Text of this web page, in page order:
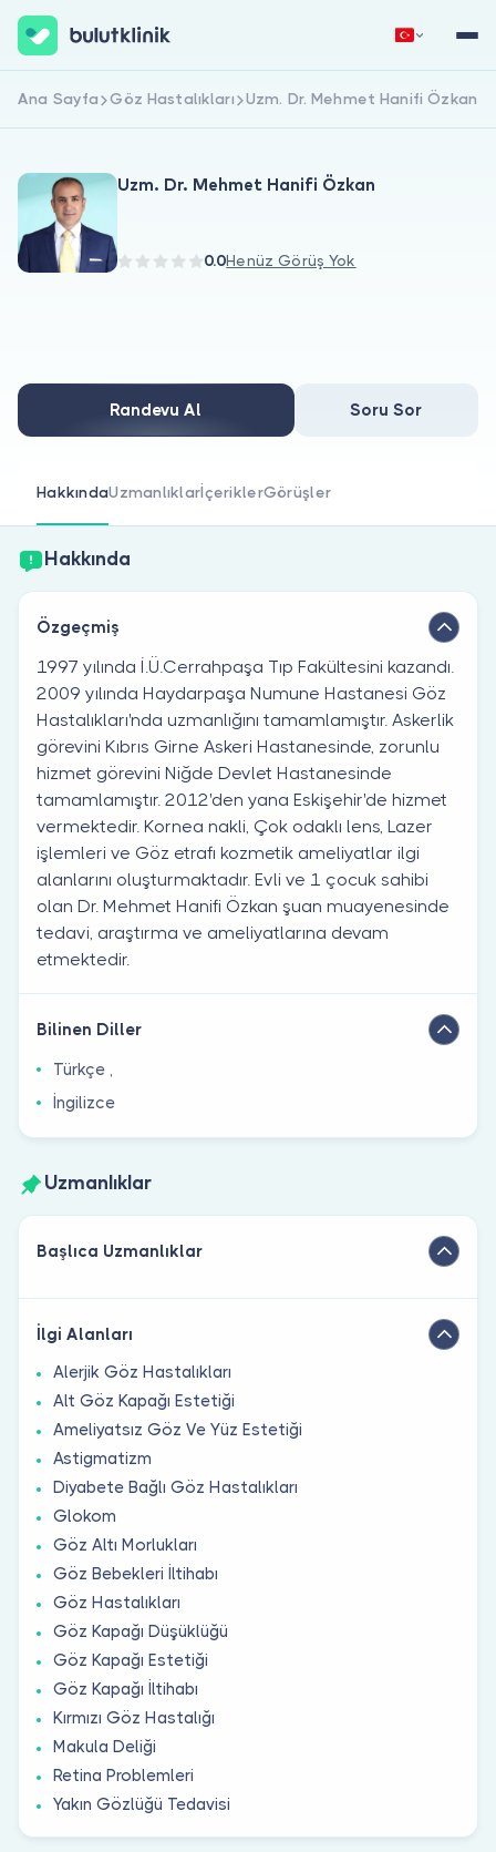
Doktorlar için
Doktor musunuz?
Hemen Kaydol Giriş Yap
Ana Sayfa Göz Hastalıkları Uzm. Dr. Mehmet Hanifi Özkan
Uzm. Dr. Mehmet Hanifi Özkan
0.0Henüz Görüş Yok
Randevu Al Soru Sor
HakkındaUzmanlıklarİçeriklerGörüşler
Hakkında
Özgeçmiş
1997 yılında İ.Ü.Cerrahpaşa Tıp Fakültesini kazandı.
2009 yılında Haydarpaşa Numune Hastanesi Göz
Hastalıkları'nda uzmanlığını tamamlamıştır. Askerlik
görevini Kıbrıs Girne Askeri Hastanesinde, zorunlu
hizmet görevini Niğde Devlet Hastanesinde
tamamlamıştır. 2012'den yana Eskişehir'de hizmet
vermektedir. Kornea nakli, Çok odaklı lens, Lazer
işlemleri ve Göz etrafı kozmetik ameliyatlar ilgi
alanlarını oluşturmaktadır. Evli ve 1 çocuk sahibi
olan Dr. Mehmet Hanifi Özkan şuan muayenesinde
tedavi, araştırma ve ameliyatlarına devam
etmektedir.
Bilinen Diller
Türkçe ,
İngilizce
Uzmanlıklar
Başlıca Uzmanlıklar
İlgi Alanları
Alerjik Göz Hastalıkları
Alt Göz Kapağı Estetiği
Ameliyatsız Göz Ve Yüz Estetiği
Astigmatizm
Diyabete Bağlı Göz Hastalıkları
Glokom
Göz Altı Morlukları
Göz Bebekleri İltihabı
Göz Hastalıkları
Göz Kapağı Düşüklüğü
Göz Kapağı Estetiği
Göz Kapağı İltihabı
Kırmızı Göz Hastalığı
Makula Deliği
Retina Problemleri
Yakın Gözlüğü Tedavisi